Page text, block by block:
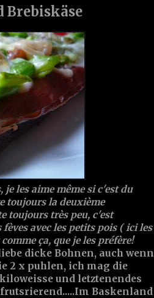
Brebiskäse
je les aime même si c'est du
toujours la deuxième
toujours très peu, c'est
avec les petits pois ( ici les
ça, que je les préfère!
dicke Bohnen, auch wenn
2 x puhlen, ich mag die
und letztenendes
Baskenland